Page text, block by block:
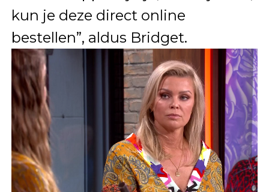
kun je deze direct online
bestellen”, aldus Bridget.